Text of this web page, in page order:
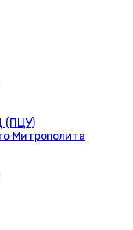
(ПЦУ)
Митрополита